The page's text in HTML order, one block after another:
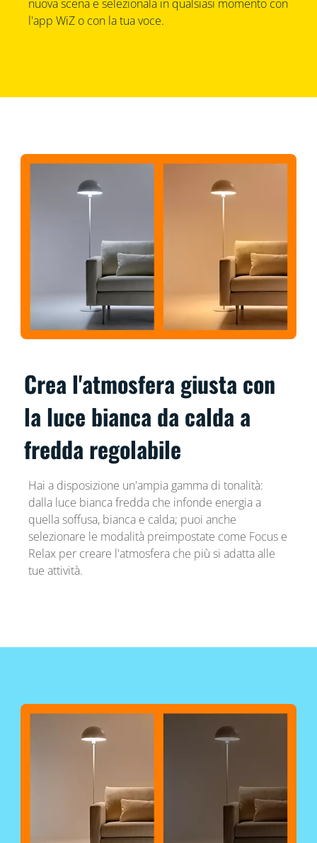
nuova scena e selezionala in qualsiasi momento con
l'app WiZ o con la tua voce.
Crea l'atmosfera giusta con
la luce bianca da calda a
fredda regolabile
Hai a disposizione un'ampia gamma di tonalità:
dalla luce bianca fredda che infonde energia a
quella soffusa, bianca e calda; puoi anche
selezionare le modalità preimpostate come Focus e
Relax per creare l'atmosfera che più si adatta alle
tue attività.